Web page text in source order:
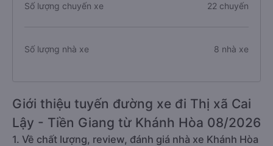
Số lượng chuyến xe 22 chuyến
Số lượng nhà xe 8 nhà xe
Giới thiệu tuyến đường xe đi Thị xã Cai
Lậy - Tiền Giang từ Khánh Hòa 08/2026
1. Về chất lượng, review, đánh giá nhà xe Khánh Hòa